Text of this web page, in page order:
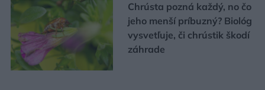
Chrústa pozná každý, no čo
jeho menší príbuzný? Biológ
vysvetľuje, či chrústik škodí
záhrade